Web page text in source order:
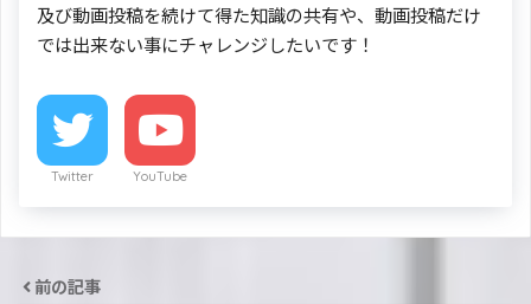
及び動画投稿を続けて得た知識の共有や、動画投稿だけ
では出来ない事にチャレンジしたいです！
Twitter YouTube
前の記事